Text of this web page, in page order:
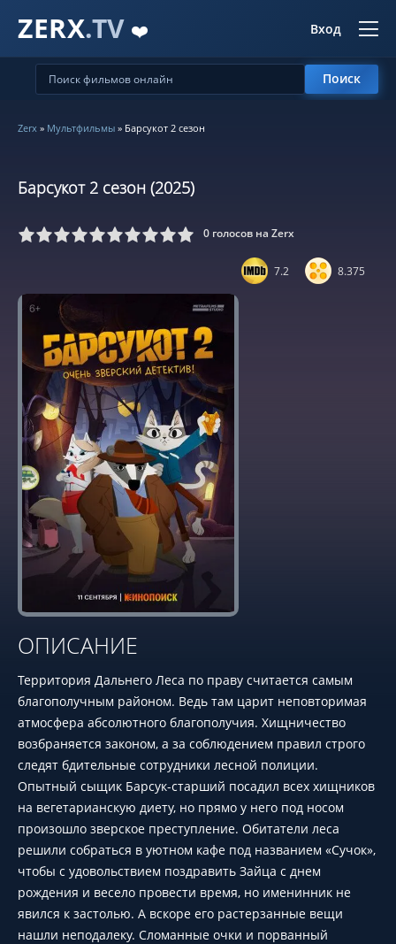
ZERX.TV ❤️ Вход
Поиск
Zerx » Мультфильмы » Барсукот 2 сезон
Барсукот 2 сезон (2025)
6 7 8 9 10 0 голосов на Zerx
7.2 8.375
ОПИСАНИЕ
Территория Дальнего Леса по праву считается самым
благополучным районом. Ведь там царит неповторимая
атмосфера абсолютного благополучия. Хищничество
возбраняется законом, а за соблюдением правил строго
следят бдительные сотрудники лесной полиции.
Опытный сыщик Барсук-старший посадил всех хищников
на вегетарианскую диету, но прямо у него под носом
произошло зверское преступление. Обитатели леса
решили собраться в уютном кафе под названием «Сучок»,
чтобы с удовольствием поздравить Зайца с днем
рождения и весело провести время, но именинник не
явился к застолью. А вскоре его растерзанные вещи
нашли неподалеку. Сломанные очки и порванный